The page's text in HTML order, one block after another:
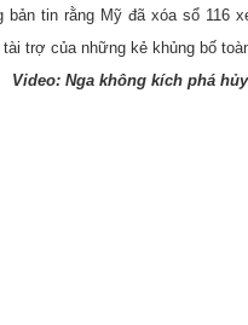
bản tin rằng Mỹ đã xóa sổ
trợ của những kẻ khủng bố
Video: Nga không kích phá